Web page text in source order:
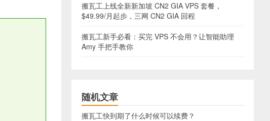
搬瓦工上线全新新加坡 CN2 GIA VPS 套餐，
$49.99/月起步，三网 CN2 GIA 回程
搬瓦工新手必看：买完 VPS 不会用？让智能助理
Amy 手把手教你
随机文章
搬瓦工快到期了什么时候可以续费？